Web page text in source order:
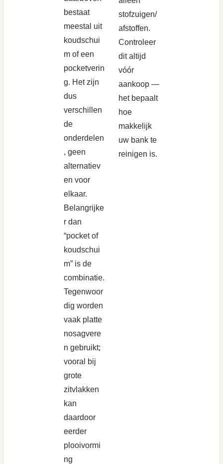
bestaat
meestal uit
koudschui
m of een
pocketverin
g. Het zijn
dus
verschillen
de
onderdelen
, geen
alternatiev
en voor
elkaar.
Belangrijke
r dan
“pocket of
koudschui
m” is de
combinatie.
Tegenwoor
dig worden
vaak platte
nosagvere
n gebruikt;
vooral bij
grote
zitvlakken
kan
daardoor
eerder
plooivormi
ng
stofzuigen/
afstoffen.
Controleer
dit altijd
vóór
aankoop —
het bepaalt
hoe
makkelijk
uw bank te
reinigen is.